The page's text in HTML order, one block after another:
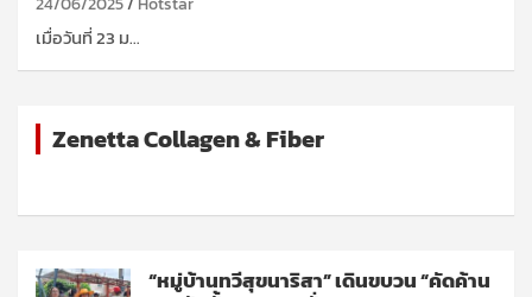
เมื่อวันที่ 23 ม…
Zenetta Collagen & Fiber
“หมู่บ้านทวีสุขนาริสา” เดินขบวน “คัดค้าน